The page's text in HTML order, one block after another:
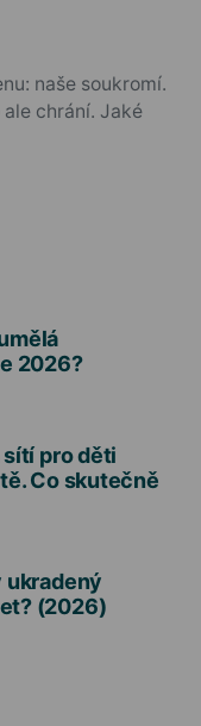
naše soukromí.
chrání. Jaké
2026?
pro děti
Co skutečně
ukradený
(2026)